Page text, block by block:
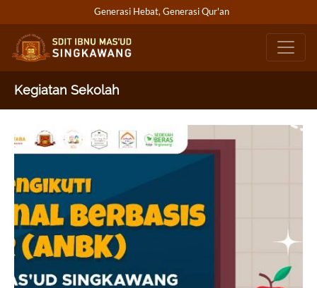
Generasi Hebat, Generasi Qur'an
Kegiatan Sekolah